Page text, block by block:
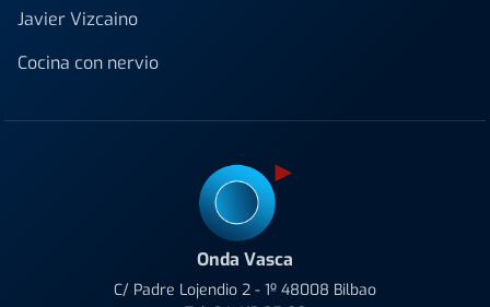
Javier Vizcaino
Cocina con nervio
Onda Vasca
C/ Padre Lojendio 2 - 1º 48008 Bilbao